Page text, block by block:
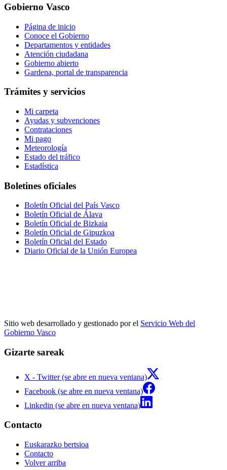
Gobierno Vasco
Página de inicio
Conoce el Gobierno
Departamentos y entidades
Atención ciudadana
Gobierno abierto
Gardena, portal de transparencia
Trámites y servicios
Mi carpeta
Ayudas y subvenciones
Contrataciones
Mi pago
Meteorología
Estado del tráfico
Estadística
Boletines oficiales
Boletín Oficial del País Vasco
Boletín Oficial de Álava
Boletín Oficial de Bizkaia
Boletín Oficial de Gipuzkoa
Boletín Oficial del Estado
Diario Oficial de la Unión Europea
Sitio web desarrollado y gestionado por el Servicio Web del
Gobierno Vasco
Gizarte sareak
X - Twitter (se abre en nueva ventana)
Facebook (se abre en nueva ventana)
Linkedin (se abre en nueva ventana)
Contacto
Euskarazko bertsioa
Contacto
Volver arriba